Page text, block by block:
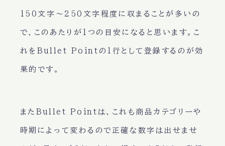
150文字〜250文字程度に収まることが多いの
で、このあたりが1つの目安になると思います。こ
れをBullet Pointの1行として登録するのが効
果的です。
またBullet Pointは、これも商品カテゴリーや
時期によって変わるので正確な数字は出せませ